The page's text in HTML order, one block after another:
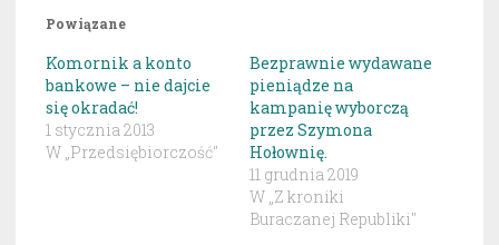
Powiązane
Komornik a konto
bankowe – nie dajcie
się okradać!
1 stycznia 2013
W „Przedsiębiorczość"
Bezprawnie wydawane
pieniądze na
kampanię wyborczą
przez Szymona
Hołownię.
11 grudnia 2019
W „Z kroniki
Buraczanej Republiki"